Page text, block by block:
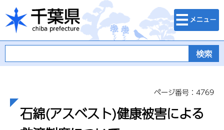
千葉県
検索・メニュ
ー
ページ番号：4769
石綿(アスベスト)健康被害による